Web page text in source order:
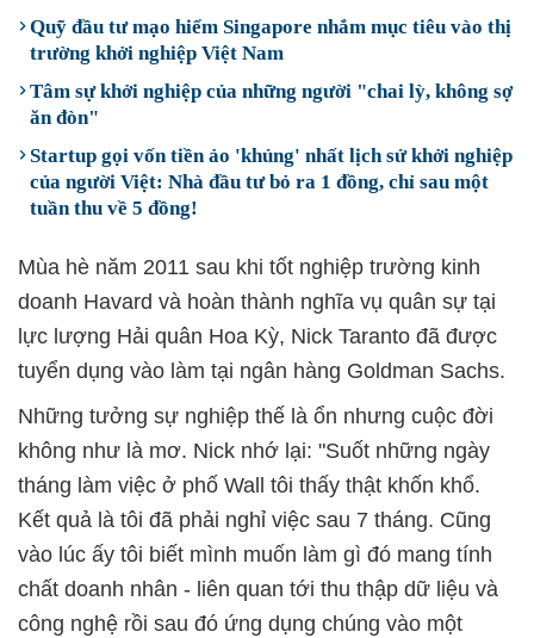
Quỹ đầu tư mạo hiểm Singapore nhắm mục tiêu vào thị
trường khởi nghiệp Việt Nam
Tâm sự khởi nghiệp của những người "chai lỳ, không sợ
ăn đòn"
Startup gọi vốn tiền ảo 'khủng' nhất lịch sử khởi nghiệp
của người Việt: Nhà đầu tư bỏ ra 1 đồng, chỉ sau một
tuần thu về 5 đồng!
Mùa hè năm 2011 sau khi tốt nghiệp trường kinh
doanh Havard và hoàn thành nghĩa vụ quân sự tại
lực lượng Hải quân Hoa Kỳ, Nick Taranto đã được
tuyển dụng vào làm tại ngân hàng Goldman Sachs.
Những tưởng sự nghiệp thế là ổn nhưng cuộc đời
không như là mơ. Nick nhớ lại: "Suốt những ngày
tháng làm việc ở phố Wall tôi thấy thật khốn khổ.
Kết quả là tôi đã phải nghỉ việc sau 7 tháng. Cũng
vào lúc ấy tôi biết mình muốn làm gì đó mang tính
chất doanh nhân - liên quan tới thu thập dữ liệu và
công nghệ rồi sau đó ứng dụng chúng vào một